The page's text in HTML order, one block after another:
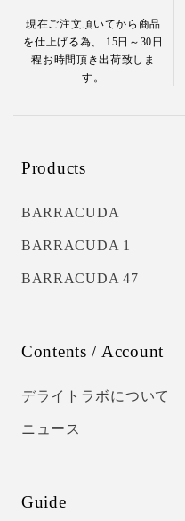
現在ご注文頂いてから商品
を仕上げる為、 15日～30日
程お時間頂き出荷致しま
す。
Products
BARRACUDA
BARRACUDA 1
BARRACUDA 47
Contents / Account
デライトラボについて
ニュース
Guide